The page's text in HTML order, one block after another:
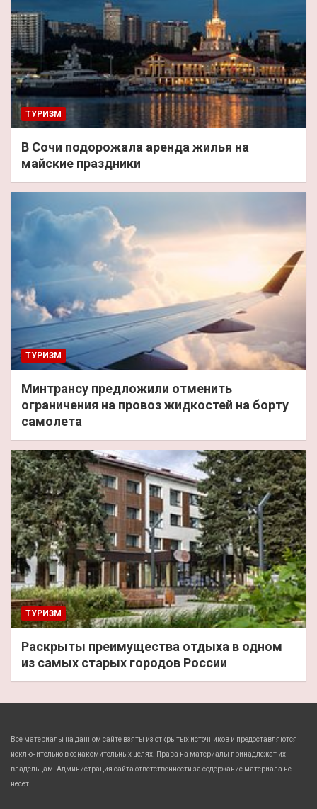
ТУРИЗМ
В Сочи подорожала аренда жилья на
майские праздники
ТУРИЗМ
Минтрансу предложили отменить
ограничения на провоз жидкостей на борту
самолета
ТУРИЗМ
Раскрыты преимущества отдыха в одном
из самых старых городов России
Все материалы на данном сайте взяты из открытых источников и предоставляются
исключительно в ознакомительных целях. Права на материалы принадлежат их
владельцам. Администрация сайта ответственности за содержание материала не
несет.